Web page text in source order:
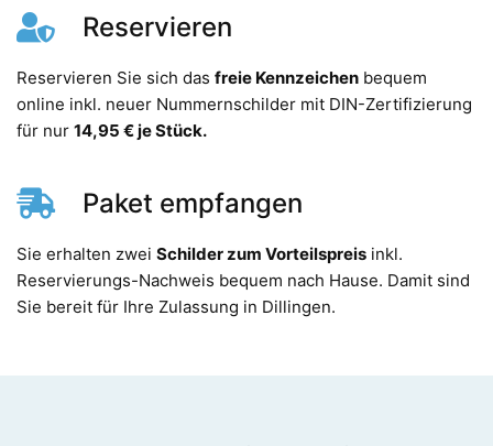
Reservieren
Reservieren Sie sich das freie Kennzeichen bequem
online inkl. neuer Nummernschilder mit DIN-Zertifizierung
für nur 14,95 € je Stück.
Paket empfangen
Sie erhalten zwei Schilder zum Vorteilspreis inkl.
Reservierungs-Nachweis bequem nach Hause. Damit sind
Sie bereit für Ihre Zulassung in Dillingen.